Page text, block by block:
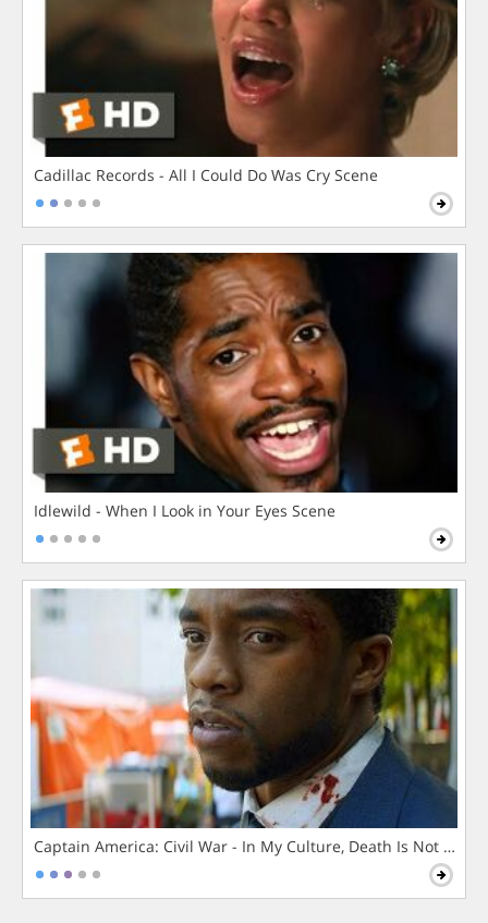
Cadillac Records - All I Could Do Was Cry Scene
Idlewild - When I Look in Your Eyes Scene
Captain America: Civil War - In My Culture, Death Is Not The